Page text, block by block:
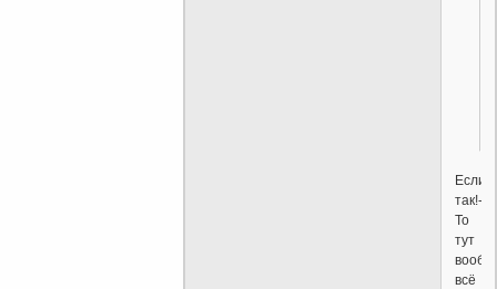
Если
так!-
То
тут
всё